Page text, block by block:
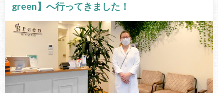
green】へ行ってきました！